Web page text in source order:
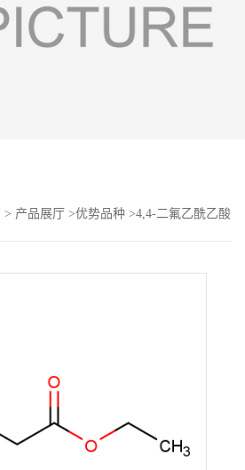
> 产品展厅 >优势品种 >4,4-二氟乙酰乙酸